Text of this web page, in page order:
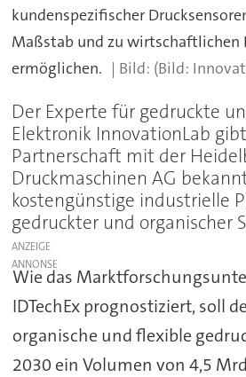
kundenspezifischer
Maßstab und zu wirtschaftlichen
ermöglichen.
(Bild:
Der Experte für gedruckte
Elektronik InnovationLab
Partnerschaft mit der
Druckmaschinen AG
kostengünstige industrielle
gedruckter und organischer
ANZEIGE
Wie das
IDTechEx prognostiziert, soll
organische und flexible
2030 ein Volumen von 4,5